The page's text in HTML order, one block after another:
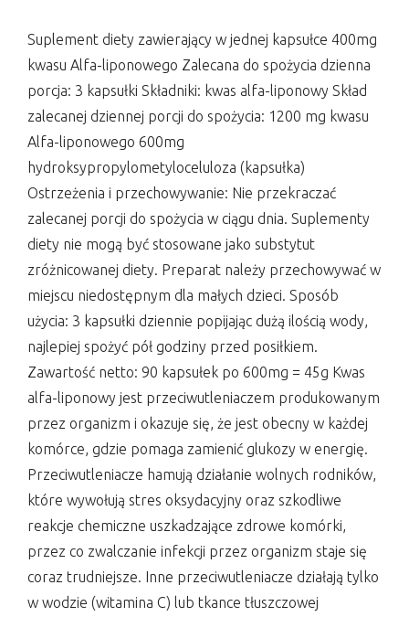
Suplement diety zawierający w jednej kapsułce 400mg
kwasu Alfa-liponowego Zalecana do spożycia dzienna
porcja: 3 kapsułki Składniki: kwas alfa-liponowy Skład
zalecanej dziennej porcji do spożycia: 1200 mg kwasu
Alfa-liponowego 600mg
hydroksypropylometyloceluloza (kapsułka)
Ostrzeżenia i przechowywanie: Nie przekraczać
zalecanej porcji do spożycia w ciągu dnia. Suplementy
diety nie mogą być stosowane jako substytut
zróżnicowanej diety. Preparat należy przechowywać w
miejscu niedostępnym dla małych dzieci. Sposób
użycia: 3 kapsułki dziennie popijając dużą ilością wody,
najlepiej spożyć pół godziny przed posiłkiem.
Zawartość netto: 90 kapsułek po 600mg = 45g Kwas
alfa-liponowy jest przeciwutleniaczem produkowanym
przez organizm i okazuje się, że jest obecny w każdej
komórce, gdzie pomaga zamienić glukozy w energię.
Przeciwutleniacze hamują działanie wolnych rodników,
które wywołują stres oksydacyjny oraz szkodliwe
reakcje chemiczne uszkadzające zdrowe komórki,
przez co zwalczanie infekcji przez organizm staje się
coraz trudniejsze. Inne przeciwutleniacze działają tylko
w wodzie (witamina C) lub tkance tłuszczowej